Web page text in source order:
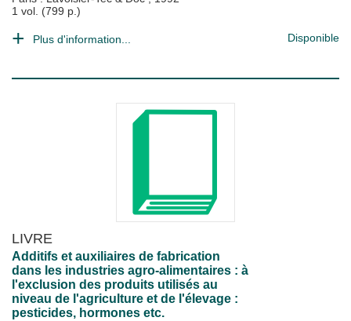
1 vol. (799 p.)
Plus d'information... Disponible
LIVRE
Additifs et auxiliaires de fabrication
dans les industries agro-alimentaires : à
l'exclusion des produits utilisés au
niveau de l'agriculture et de l'élevage :
pesticides, hormones etc.